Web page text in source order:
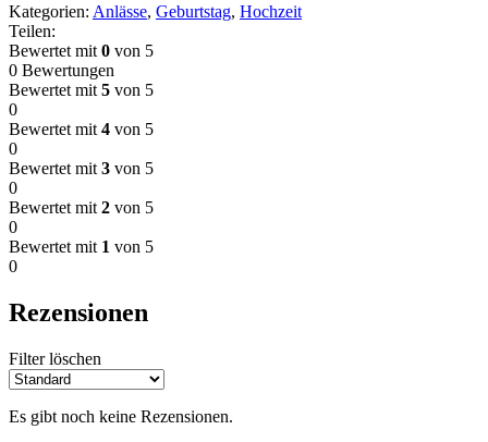
Kategorien: Anlässe, Geburtstag, Hochzeit
Teilen:
Bewertet mit 0 von 5
0 Bewertungen
Bewertet mit 5 von 5
0
Bewertet mit 4 von 5
0
Bewertet mit 3 von 5
0
Bewertet mit 2 von 5
0
Bewertet mit 1 von 5
0
Rezensionen
Filter löschen
Es gibt noch keine Rezensionen.